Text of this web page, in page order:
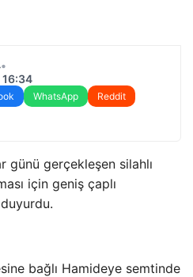
•
WhatsApp
Reddit
günü gerçekleşen silahlı
için geniş çaplı
duyurdu.
bağlı Hamideye semtinde